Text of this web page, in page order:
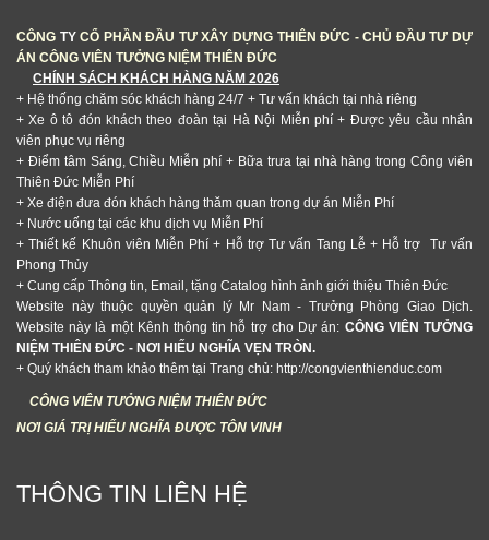
CÔNG TYCỔ PHẦN ĐẦU TƯ XÂY DỰNG THIÊN ĐỨC - CHỦ ĐẦU TƯ DỰ
ÁN CÔNG VIÊN TƯỞNG NIỆM THIÊN ĐỨC
CHÍNH SÁCH KHÁCH HÀNG NĂM 2026
+ Hệ thống chăm sóc khách hàng 24/7 + Tư vấn khách tại nhà riêng
+ Xe ô tô đón khách theo đoàn tại Hà Nội Miễn phí + Được yêu cầu nhân
viên phục vụ riêng
+ Điểm tâm Sáng, Chiều Miễn phí + Bữa trưa tại nhà hàng trong Công viên
Thiên Đức Miễn Phí
+ Xe điện đưa đón khách hàng thăm quan trong dự án Miễn Phí
+ Nước uống tại các khu dịch vụ Miễn Phí
+ Thiết kế Khuôn viên Miễn Phí + Hỗ trợ Tư vấn Tang Lễ + Hỗ trợ Tư vấn
Phong Thủy
+ Cung cấp Thông tin, Email, tặng Catalog hình ảnh giới thiệu Thiên Đức
Website này thuộc quyền quản lý Mr Nam - Trưởng Phòng Giao Dịch.
Website này là một Kênh thông tin hỗ trợ cho Dự án: CÔNG VIÊN TƯỞNG
NIỆM THIÊN ĐỨC - NƠI HIẾU NGHĨA VẸN TRÒN.
+ Quý khách tham khảo thêm tại Trang chủ: http://congvienthienduc.com
CÔNG VIÊN TƯỞNG NIỆM THIÊN ĐỨC
NƠI GIÁ TRỊ HIẾU NGHĨA ĐƯỢC TÔN VINH
THÔNG TIN LIÊN HỆ